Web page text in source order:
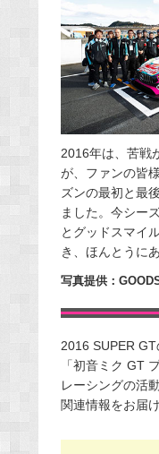
2016年は、苦戦
が、ファンの皆
ズンの最初と最
ました。今シー
とグッドスマイ
き、ほんとうに
写真提供：
2016 SUPER GT
「初音ミク GT
レーシングの活
関連情報をお届